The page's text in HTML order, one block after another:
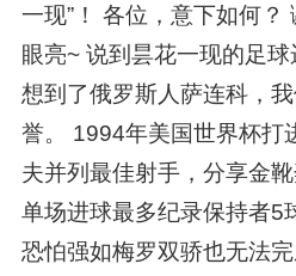
一现”！ 各位，意下如何？
眼亮~ 说到昙花一现的足
想到了俄罗斯人萨连科，
誉。 1994年美国世界杯打
夫并列最佳射手，分享金
单场进球最多纪录保持者5
恐怕强如梅罗双骄也无法